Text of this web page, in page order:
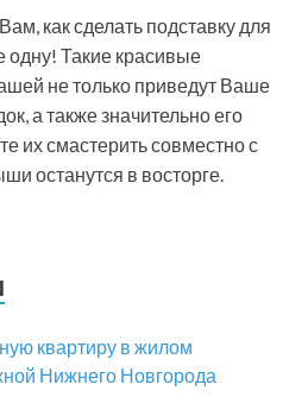
как сделать подставку для
одну! Такие красивые
не только приведут Ваше
а также значительно его
их смастерить совместно с
останутся в восторге.